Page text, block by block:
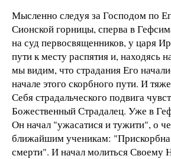
Мысленно следуя за Господом по
Сионской горницы, сперва в
на суд первосвященников, у царя
пути к месту распятия и, находясь
мы видим, что страдания Его
начале этого скорбного пути. И
Себя страдальческого подвига
Божественный Страдалец. Уже в
Он начал "ужасатися и тужити", о
ближайшим ученикам:
смерти". И начал молиться Своему